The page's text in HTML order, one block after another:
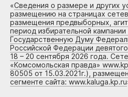
«Сведения о размере и других
размещению на страницах
размещения предвыборных,
период избирательной
Государственную Думу
Российской Федерации
18 – 20 сентября 2026 года.
«Комсомольская правда»
80505 от 15.03.2021г.),
сегменте сайта: www.kaluga.kp.ru